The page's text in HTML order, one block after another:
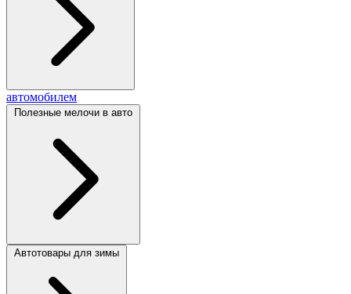
автомобилем
Полезные мелочи в авто
Автотовары для зимы